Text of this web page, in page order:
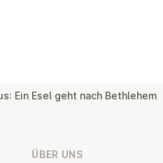
Ein Esel geht nach Bethlehem
ÜBER UNS